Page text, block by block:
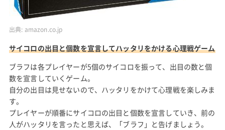
出典: amazon.co.jp
サイコロの出目と個数を宣言してハッタリをかける心理戦ゲーム
ブラフは各プレイヤーが5個のサイコロを振って、出目の数と個
数を宣言していくゲーム。
自分の出目は見せないので、ハッタリをかけて心理戦を楽しみま
す。
プレイヤーが順番にサイコロの出目と個数を宣言していき、前の
人がハッタリを言ったと思えば、「ブラフ」と告げましょう。